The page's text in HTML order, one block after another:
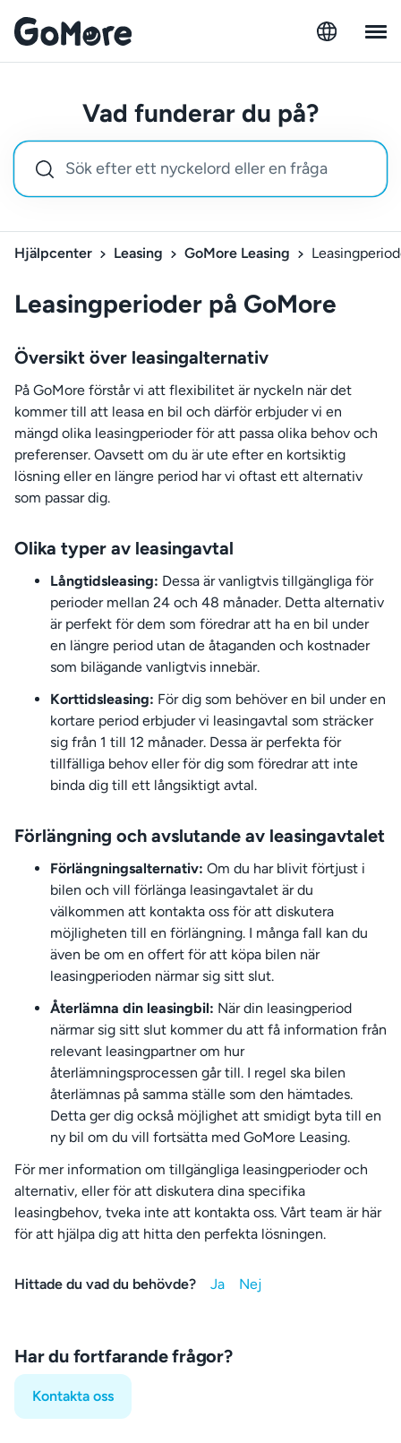
Vad funderar du på?
Hjälpcenter Leasing GoMore Leasing
Leasingperioder på GoMore
Översikt över leasingalternativ
På GoMore förstår vi att flexibilitet är nyckeln när det
kommer till att leasa en bil och därför erbjuder vi en
mängd olika leasingperioder för att passa olika behov och
preferenser. Oavsett om du är ute efter en kortsiktig
lösning eller en längre period har vi oftast ett alternativ
som passar dig.
Olika typer av leasingavtal
Långtidsleasing: Dessa är vanligtvis tillgängliga för
perioder mellan 24 och 48 månader. Detta alternativ
är perfekt för dem som föredrar att ha en bil under
en längre period utan de åtaganden och kostnader
som bilägande vanligtvis innebär.
Korttidsleasing: För dig som behöver en bil under en
kortare period erbjuder vi leasingavtal som sträcker
sig från 1 till 12 månader. Dessa är perfekta för
tillfälliga behov eller för dig som föredrar att inte
binda dig till ett långsiktigt avtal.
Förlängning och avslutande av leasingavtalet
Förlängningsalternativ: Om du har blivit förtjust i
bilen och vill förlänga leasingavtalet är du
välkommen att kontakta oss för att diskutera
möjligheten till en förlängning. I många fall kan du
även be om en offert för att köpa bilen när
leasingperioden närmar sig sitt slut.
Återlämna din leasingbil: När din leasingperiod
närmar sig sitt slut kommer du att få information från
relevant leasingpartner om hur
återlämningsprocessen går till. I regel ska bilen
återlämnas på samma ställe som den hämtades.
Detta ger dig också möjlighet att smidigt byta till en
ny bil om du vill fortsätta med GoMore Leasing.
För mer information om tillgängliga leasingperioder och
alternativ, eller för att diskutera dina specifika
leasingbehov, tveka inte att kontakta oss. Vårt team är här
för att hjälpa dig att hitta den perfekta lösningen.
Hittade du vad du behövde?
Har du fortfarande frågor?
Kontakta oss